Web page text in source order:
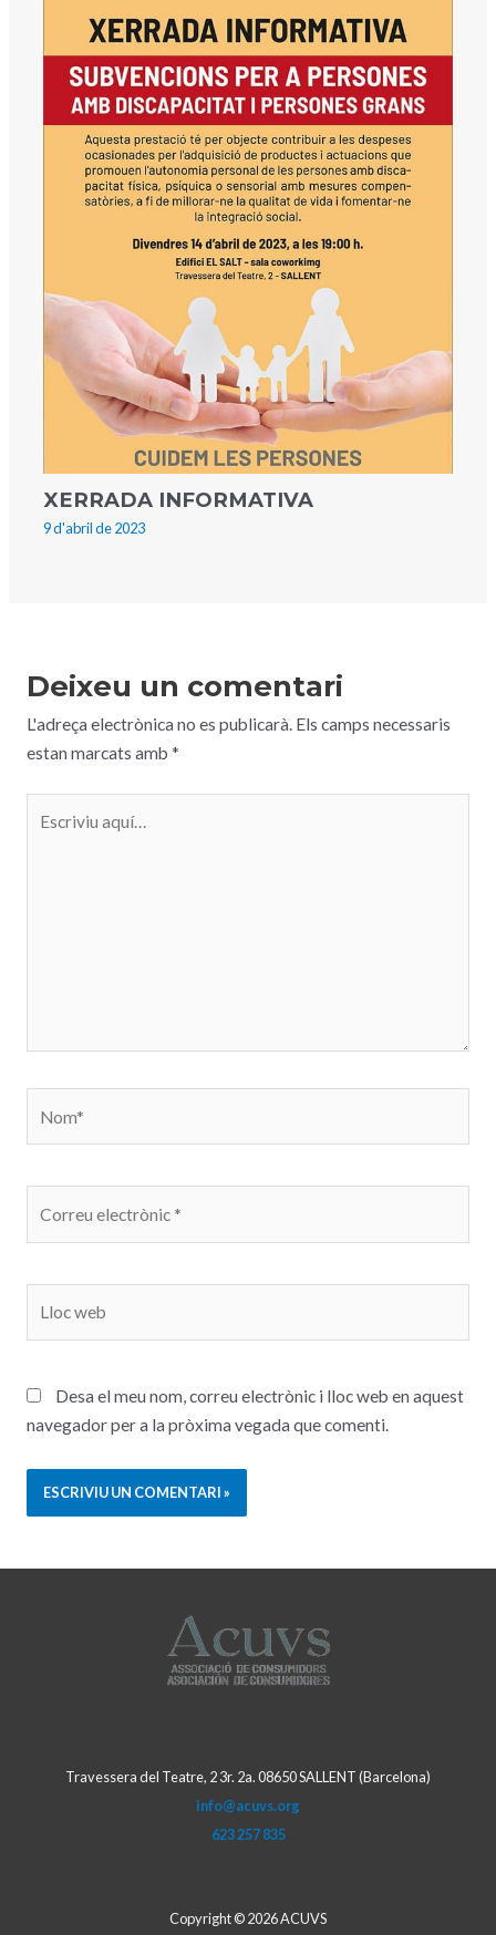
XERRADA INFORMATIVA
9 d'abril de 2023
Deixeu un comentari
L'adreça electrònica no es publicarà. Els camps necessaris
estan marcats amb *
Desa el meu nom, correu electrònic i lloc web en aquest
navegador per a la pròxima vegada que comenti.
Travessera del Teatre, 2 3r. 2a. 08650 SALLENT (Barcelona)
info@acuvs.org
623 257 835
Copyright © 2026 ACUVS